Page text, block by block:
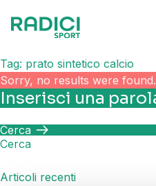
Tag: prato sintetico calcio
Sorry, no results were found.
Ricerca di:
Cerca
Cerca
Articoli recenti